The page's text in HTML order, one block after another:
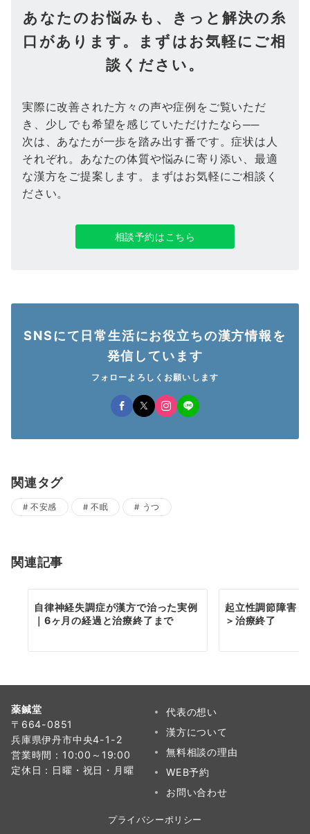
あなたのお悩みも、きっと解決の糸
口があります。まずはお気軽にご相
談ください。
実際に改善された方々の声や症例をご覧いただ
き、少しでも希望を感じていただけたなら──
次は、あなたが一歩を踏み出す番です。症状は人
それぞれ。あなたの体質や悩みに寄り添い、最適
な漢方をご提案します。まずはお気軽にご相談く
ださい。
相談予約はこちら
SNSにて日常生活にお役立ちの漢方情報を
発信しています
フォローよろしくお願いします
関連タグ
不安感 不眠 うつ
関連記事
自律神経失調症が漢方で治った実例
｜6ヶ月の経過と治療終了まで
起立性調節障害
＞治療終了
薬鍼堂
〒664-0851
兵庫県伊丹市中央4-1-2
営業時間：10:00～19:00
定休日：日曜・祝日・月曜
代表の想い
漢方について
無料相談の理由
WEB予約
お問い合わせ
プライバシーポリシー